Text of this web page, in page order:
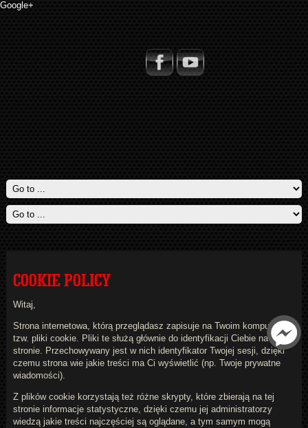
Google+
COOKIE POLICY
Witaj,
Strona internetowa, którą przeglądasz zapisuje na Twoim komputerze
tzw. pliki cookie. Pliki te służą głównie do identyfikacji Ciebie na
stronie. Przechowywany jest w nich identyfikator Twojej sesji, dzięki
czemu strona wie jakie treści ma Ci wyświetlić (np. Twoje prywatne
wiadomości).
Z plików cookie korzystają też różne skrypty, które zbierają na tej
stronie informacje statystyczne, dzięki czemu jej administratorzy
wiedzą jakie treści najczęściej są oglądane, a tym samym mogą